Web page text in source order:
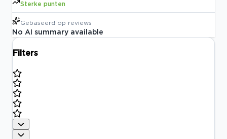
Sterke punten
Gebaseerd op reviews
No AI summary available
Filters